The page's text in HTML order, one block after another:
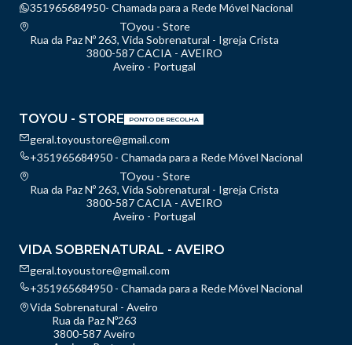
351965684950- Chamada para a Rede Móvel Nacional
TOyou - Store
Rua da Paz Nº 263, Vida Sobrenatural - Igreja Crista
3800-587 CACIA - AVEIRO
Aveiro - Portugal
TOYOU - STORE PONTO DE RECOLHA
geral.toyoustore@gmail.com
+351965684950 - Chamada para a Rede Móvel Nacional
TOyou - Store
Rua da Paz Nº 263, Vida Sobrenatural - Igreja Crista
3800-587 CACIA - AVEIRO
Aveiro - Portugal
VIDA SOBRENATURAL - AVEIRO
geral.toyoustore@gmail.com
+351965684950 - Chamada para a Rede Móvel Nacional
Vida Sobrenatural - Aveiro
Rua da Paz Nº263
3800-587 Aveiro